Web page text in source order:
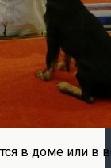
в доме или в